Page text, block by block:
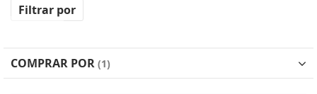
Filtrar por
COMPRAR POR